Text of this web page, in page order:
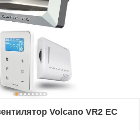
Volcano VR2 ЕС